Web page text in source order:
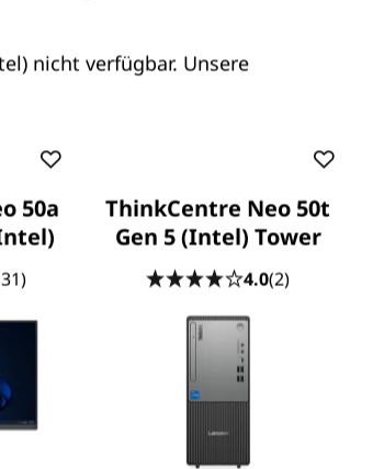
und nachhaltig
54,6 cm (21,5") FHD-Display
sowie beeindruckende,
lebendigen Farben. Dieses
Gerät lässt sich mühelos überall
konzipiert und besteht zu 65
Die Verpackung ist aus im Meer
nicht verfügbar. Unsere
50a
ThinkCentre Neo 50t
Gen 5 (Intel) Tower
4.0(2)